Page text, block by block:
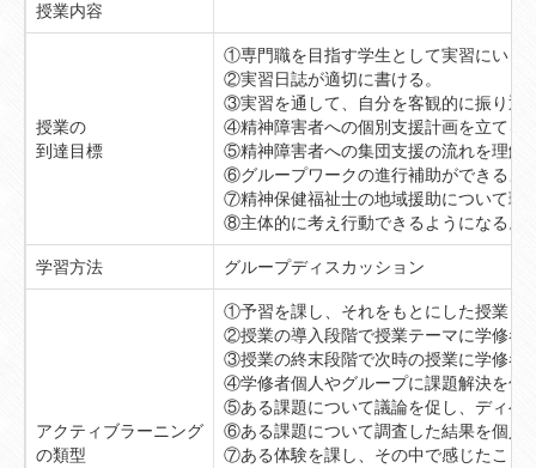
授業内容
授業の
到達目標
①専門職を目指す学生として実習にいく
②実習日誌が適切に書ける。
③実習を通して、自分を客観的に振り返
④精神障害者への個別支援計画を立てる
⑤精神障害者への集団支援の流れを理解
⑥グループワークの進行補助ができるよ
⑦精神保健福祉士の地域援助について理
⑧主体的に考え行動できるようになる。
学習方法 グループディスカッション
アクティブラーニング
の類型
①予習を課し、それをもとにした授業
②授業の導入段階で授業テーマに学修者
③授業の終末段階で次時の授業に学修者
④学修者個人やグループに課題解決を促
⑤ある課題について議論を促し、ディベ
⑥ある課題について調査した結果を個人
⑦ある体験を課し、その中で感じたこと